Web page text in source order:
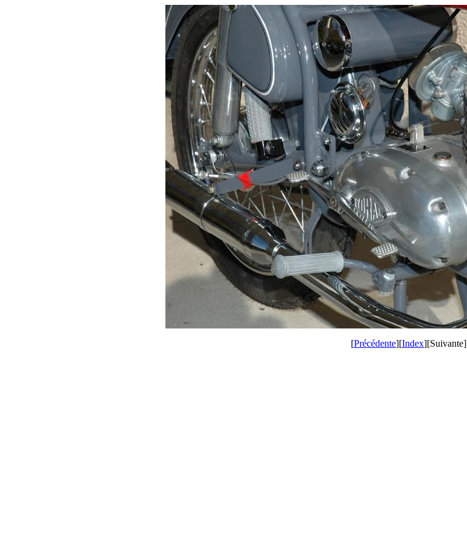
[Précédente][Index][Suivante]